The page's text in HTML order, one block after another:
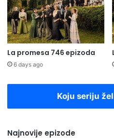
La promesa 746 epizoda
6 days ago
Koju seriju
Najnovije epizode